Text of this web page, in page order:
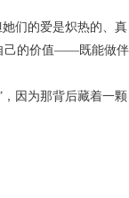
们的爱是炽热的、真
己的价值——既能做伴
因为那背后藏着一颗